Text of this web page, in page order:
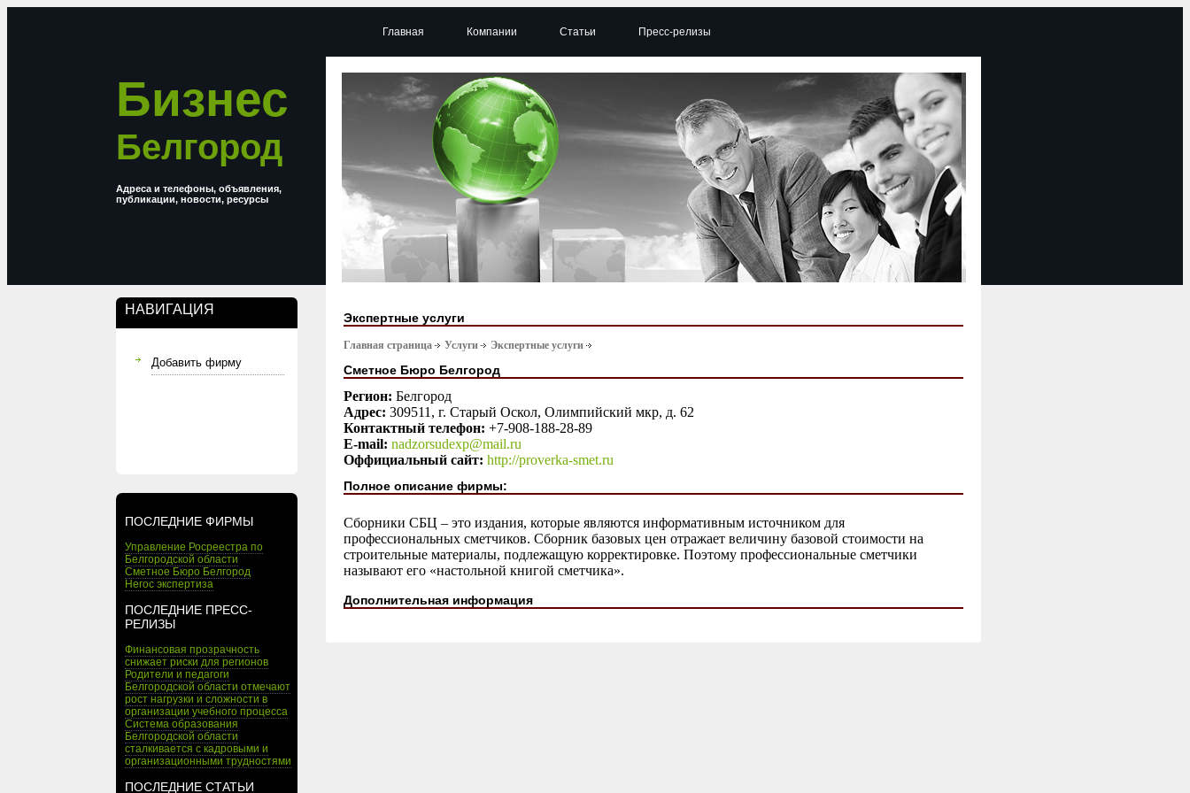
Бизнес
Белгород
Адреса и телефоны, объявления,
публикации, новости, ресурсы
НАВИГАЦИЯ
Добавить фирму
ПОСЛЕДНИЕ ФИРМЫ
Управление Росреестра по
Белгородской области
Сметное Бюро Белгород
Негос экспертиза
ПОСЛЕДНИЕ ПРЕСС-
РЕЛИЗЫ
Финансовая прозрачность
снижает риски для регионов
Родители и педагоги
Белгородской области отмечают
рост нагрузки и сложности в
организации учебного процесса
Система образования
Белгородской области
сталкивается с кадровыми и
организационными трудностями
ПОСЛЕДНИЕ СТАТЬИ
Главная Компании Статьи Пресс-релизы
Экспертные услуги
Главная страница Услуги Экспертные услуги
Сметное Бюро Белгород
Регион: Белгород
Адрес: 309511, г. Старый Оскол, Олимпийский мкр, д. 62
Контактный телефон: +7-908-188-28-89
E-mail: nadzorsudexp@mail.ru
Оффициальный сайт: http://proverka-smet.ru
Полное описание фирмы:
Сборники СБЦ – это издания, которые являются информативным источником для
профессиональных сметчиков. Сборник базовых цен отражает величину базовой стоимости на
строительные материалы, подлежащую корректировке. Поэтому профессиональные сметчики
называют его «настольной книгой сметчика».
Дополнительная информация